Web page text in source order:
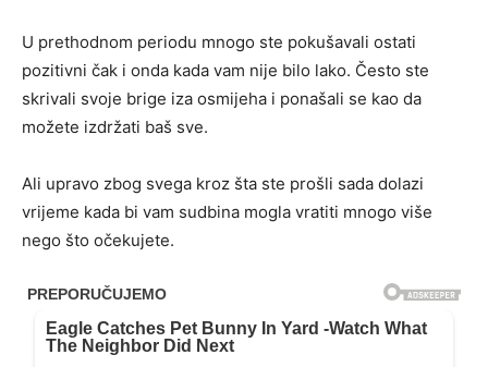
U prethodnom periodu mnogo ste pokušavali ostati
pozitivni čak i onda kada vam nije bilo lako. Često ste
skrivali svoje brige iza osmijeha i ponašali se kao da
možete izdržati baš sve.
Ali upravo zbog svega kroz šta ste prošli sada dolazi
vrijeme kada bi vam sudbina mogla vratiti mnogo više
nego što očekujete.